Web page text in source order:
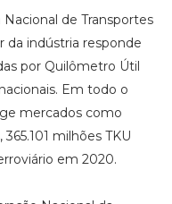
de Transportes
da indústria responde
por Quilômetro Útil
Em todo o
mercados como
milhões TKU
em 2020.